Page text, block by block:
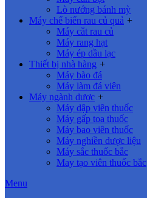
Lò nướng bánh mỳ
Máy chế biến rau củ quả +
Máy cắt rau củ
Máy rang hạt
Máy ép dầu lạc
Thiết bị nhà hàng +
Máy bào đá
Máy làm đá viên
Máy ngành dược +
Máy dập viên thuốc
Máy gấp toa thuốc
Máy bao viên thuốc
Máy nghiền dược liệu
Máy sắc thuốc bắc
May tạo viên thuốc bắc
Menu